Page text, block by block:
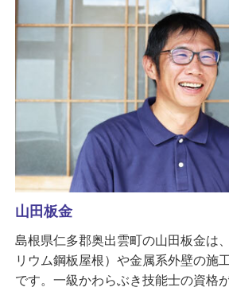
山田板金
島根県仁多郡奥出雲町の山田板金は
リウム鋼板屋根）や金属系外壁の施
です。一級かわらぶき技能士の資格